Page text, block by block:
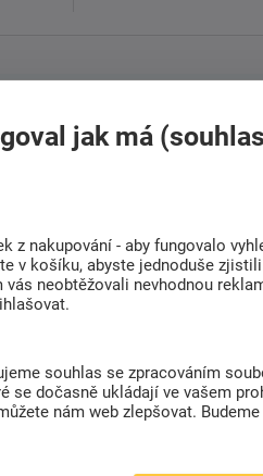
čelem. Je vyrobena v
Čelo u hlavy je sklíženo
spárovky tloušťky 20, 30 a 40
uložení roštu je 27,5
, rošty pak naleznete v
roštu a stolku)!
jak má
z nakupování - aby fungovalo
v košíku, abyste jednoduše
vás neobtěžovali nevhodnou
souhlas se zpracováním
se dočasně ukládají ve vašem
nám web zlepšovat.